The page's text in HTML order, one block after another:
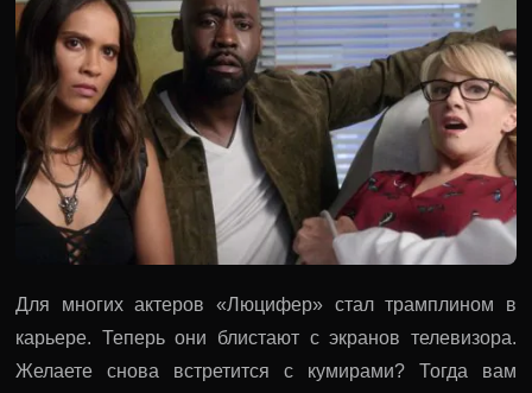
Для многих актеров «Люцифер» стал трамплином в
карьере. Теперь они блистают с экранов телевизора.
Желаете снова встретится с кумирами? Тогда вам